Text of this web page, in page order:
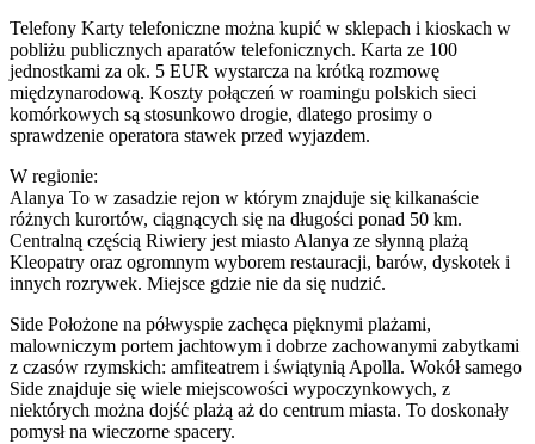
Telefony Karty telefoniczne można kupić w sklepach i kioskach w
pobliżu publicznych aparatów telefonicznych. Karta ze 100
jednostkami za ok. 5 EUR wystarcza na krótką rozmowę
międzynarodową. Koszty połączeń w roamingu polskich sieci
komórkowych są stosunkowo drogie, dlatego prosimy o
sprawdzenie operatora stawek przed wyjazdem.
W regionie:
Alanya To w zasadzie rejon w którym znajduje się kilkanaście
różnych kurortów, ciągnących się na długości ponad 50 km.
Centralną częścią Riwiery jest miasto Alanya ze słynną plażą
Kleopatry oraz ogromnym wyborem restauracji, barów, dyskotek i
innych rozrywek. Miejsce gdzie nie da się nudzić.
Side Położone na półwyspie zachęca pięknymi plażami,
malowniczym portem jachtowym i dobrze zachowanymi zabytkami
z czasów rzymskich: amfiteatrem i świątynią Apolla. Wokół samego
Side znajduje się wiele miejscowości wypoczynkowych, z
niektórych można dojść plażą aż do centrum miasta. To doskonały
pomysł na wieczorne spacery.